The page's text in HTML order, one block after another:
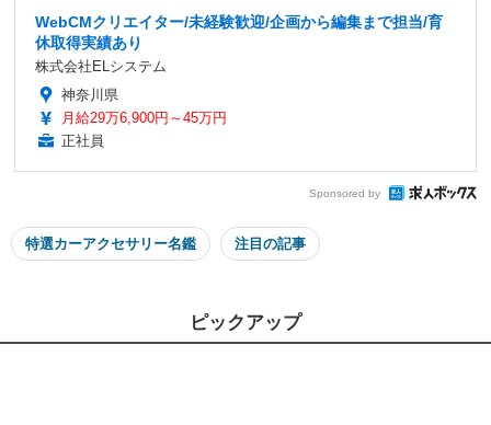
WebCMクリエイター/未経験歓迎/企画から編集まで担当/育
休取得実績あり
株式会社ELシステム
神奈川県
月給29万6,900円～45万円
正社員
Sponsored by
特選カーアクセサリー名鑑 注目の記事
ピックアップ